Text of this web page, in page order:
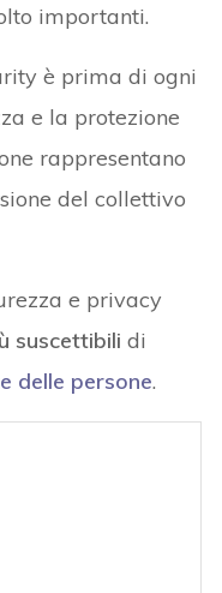
importanti.
è prima di ogni
e la protezione
rappresentano
del collettivo
e privacy
suscettibili di
delle persone.